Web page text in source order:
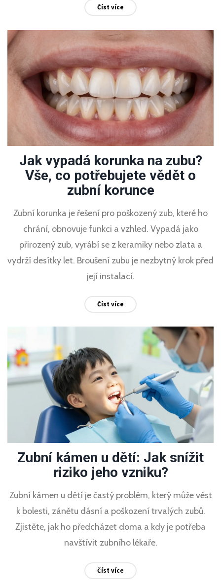
Číst více
Jak vypadá korunka na zubu?
Vše, co potřebujete vědět o
zubní korunce
Zubní korunka je řešení pro poškozený zub, které ho
chrání, obnovuje funkci a vzhled. Vypadá jako
přirozený zub, vyrábí se z keramiky nebo zlata a
vydrží desítky let. Broušení zubu je nezbytný krok před
její instalací.
Číst více
Zubní kámen u dětí: Jak snížit
riziko jeho vzniku?
Zubní kámen u dětí je častý problém, který může vést
k bolesti, zánětu dásní a poškození trvalých zubů.
Zjistěte, jak ho předcházet doma a kdy je potřeba
navštívit zubního lékaře.
Číst více